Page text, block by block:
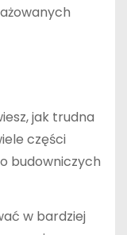
jak trudna
części
budowniczych
w bardziej